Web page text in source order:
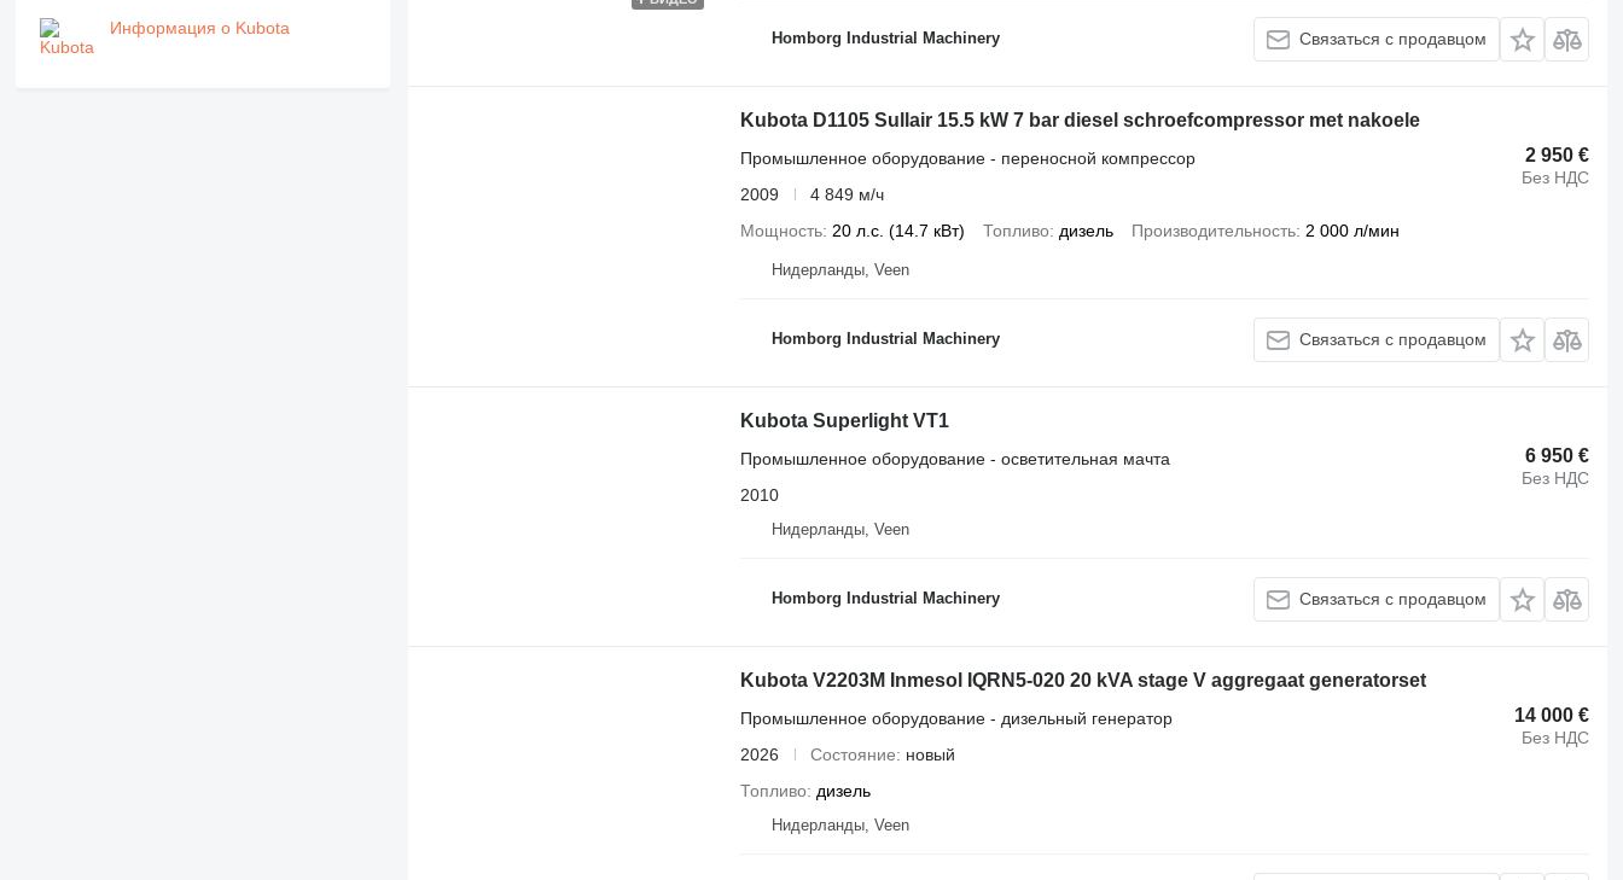
Информация о Kubota
Homborg Industrial Machinery Связаться с продавцом
Kubota D1105 Sullair 15.5 kW 7 bar diesel schroefcompressor met nakoele
2 950 €
Без НДС
Промышленное оборудование - переносной компрессор
2009
4 849 м/ч
Мощность 20 л.с. (14.7 кВт) Топливо дизель Производительность 2 000 л/мин
Нидерланды, Veen
Homborg Industrial Machinery Связаться с продавцом
Kubota Superlight VT1
6 950 €
Без НДС
Промышленное оборудование - осветительная мачта
2010
Нидерланды, Veen
Homborg Industrial Machinery Связаться с продавцом
Kubota V2203M Inmesol IQRN5-020 20 kVA stage V aggregaat generatorset
14 000 €
Без НДС
Промышленное оборудование - дизельный генератор
2026
Состояние
новый
Топливо
дизель
Нидерланды, Veen